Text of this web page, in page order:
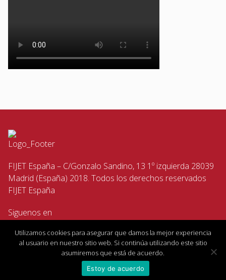
FIJET España – C/Gonzalo Sandino, 13 1º izquierda 28039
Madrid (España) 2018. Todos los derechos reservados
FIJET España
Siguenos en
Utilizamos cookies para asegurar que damos la mejor experiencia
al usuario en nuestro sitio web. Si continúa utilizando este sitio
asumiremos que está de acuerdo.
Estoy de acuerdo